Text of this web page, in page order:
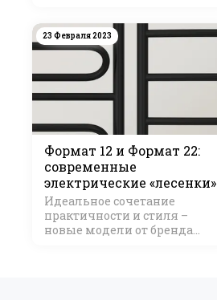
23 Февраля 2023
Формат 12 и Формат 22:
современные
электрические «лесенки»
Идеальное сочетание
практичности и стиля –
новые модели от бренда